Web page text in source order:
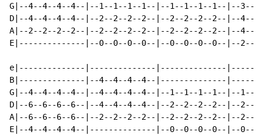
G|--4--4--4--4--|--1--1--1--1--|--1--1--1--1--|--3--
D|--4--4--4--4--|--2--2--2--2--|--2--2--2--2--|--4--
A|--2--2--2--2--|--2--2--2--2--|--2--2--2--2--|--4--
E|--------------|--0--0--0--0--|--0--0--0--0--|--2--
e|--------------|--------------|--------------
B|--------------|--4--4--4--4--|--------------
G|--4--4--4--4--|--4--4--4--4--|--1--1--1--1--|--1--
D|--6--6--6--6--|--4--4--4--4--|--2--2--2--2--|--2--
A|--6--6--6--6--|--2--2--2--2--|--2--2--2--2--|--2--
E|--4--4--4--4--|--------------|--0--0--0--0--|--0--